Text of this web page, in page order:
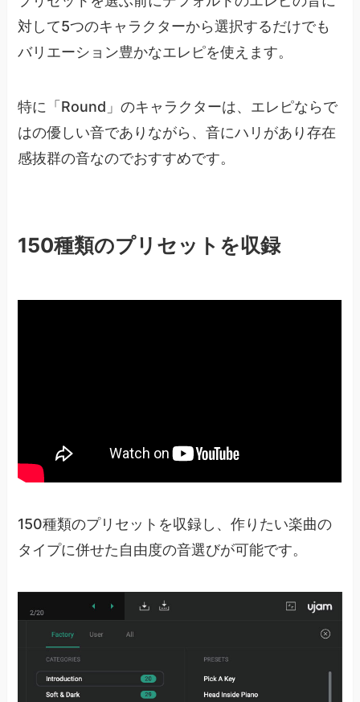
対して5つのキャラクターから選択するだけでも
バリエーション豊かなエレピを使えます。
特に「Round」のキャラクターは、エレピならで
はの優しい音でありながら、音にハリがあり存在
感抜群の音なのでおすすめです。
150種類のプリセットを収録
150種類のプリセットを収録し、作りたい楽曲の
タイプに併せた自由度の音選びが可能です。